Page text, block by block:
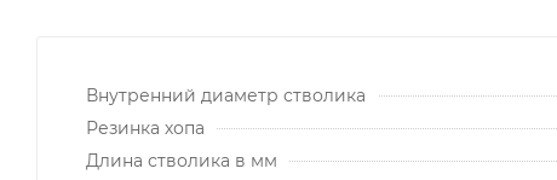
Внутренний диаметр стволика
Резинка хопа
Длина стволика в мм